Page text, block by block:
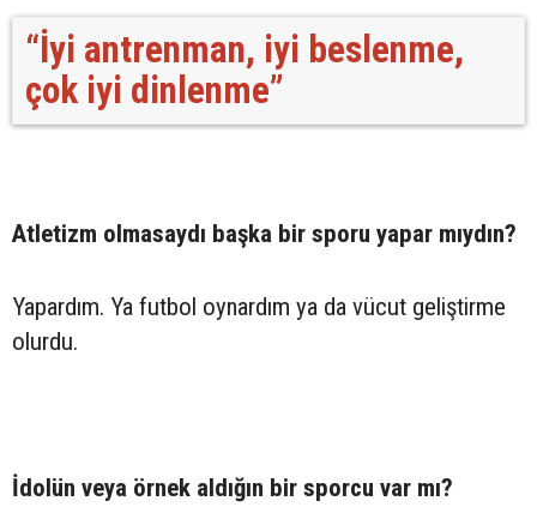
“İyi antrenman, iyi beslenme,
çok iyi dinlenme”
Atletizm olmasaydı başka bir sporu yapar mıydın?
Yapardım. Ya futbol oynardım ya da vücut geliştirme
olurdu.
İdolün veya örnek aldığın bir sporcu var mı?